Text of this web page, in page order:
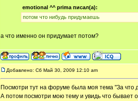
emotional ^^ prima писал(а):
потом что нибудь придумаешь
а что именно он придумает потом?
Добавлено: Сб Май 30, 2009 12:10 am
Посмотри тут на форуме была моя тема "За что
А потом посмотри мою тему и увидь что бывает